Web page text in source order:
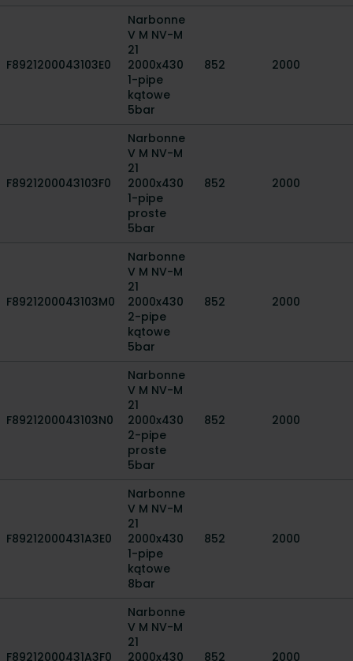
F8921200043103E0
Narbonne
V M NV-M
21
2000x430
1-pipe
kątowe
5bar
852 2000
F8921200043103F0
Narbonne
V M NV-M
21
2000x430
1-pipe
proste
5bar
852 2000
F8921200043103M0
Narbonne
V M NV-M
21
2000x430
2-pipe
kątowe
5bar
852 2000
F8921200043103N0
Narbonne
V M NV-M
21
2000x430
2-pipe
proste
5bar
852 2000
F89212000431A3E0
Narbonne
V M NV-M
21
2000x430
1-pipe
kątowe
8bar
852 2000
F89212000431A3F0
Narbonne
V M NV-M
21
2000x430
852 2000